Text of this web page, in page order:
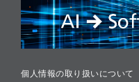
税務に対する取り組み
採用情報
個人情報の取り扱いについて